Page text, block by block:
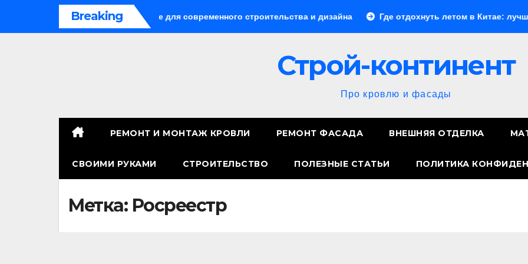
Breaking
универсальное решение для современного строительства и дизайна Где отдохнуть летом в Китае: лучшие
Строй-континент
Про кровлю и фасады
РЕМОНТ И МОНТАЖ КРОВЛИ РЕМОНТ ФАСАДА ВНЕШНЯЯ ОТДЕЛКА
СВОИМИ РУКАМИ СТРОИТЕЛЬСТВО ПОЛЕЗНЫЕ СТАТЬИ ПОЛИТИКА
Метка: Росреестр